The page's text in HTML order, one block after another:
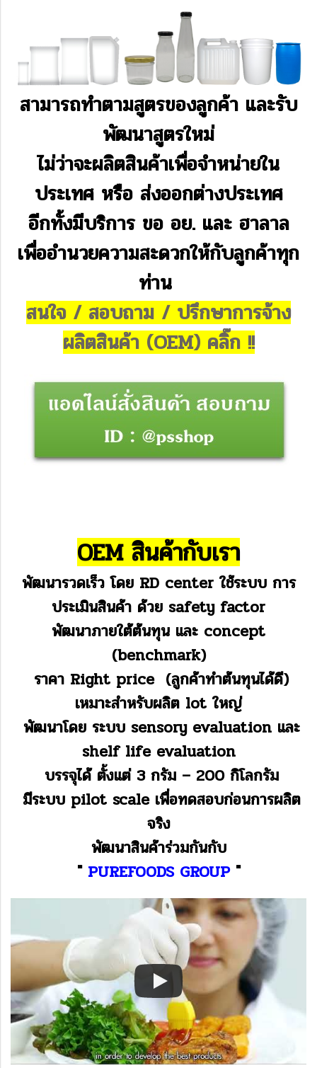
สามารถทำตามสูตรของลูกค้า และรับ
พัฒนาสูตรใหม่
ไม่ว่าจะผลิตสินค้าเพื่อจำหน่ายใน
ประเทศ หรือ ส่งออกต่างประเทศ
อีกทั้งมีบริการ ขอ อย. และ ฮาลาล
เพื่ออำนวยความสะดวกให้กับลูกค้าทุก
ท่าน
สนใจ / สอบถาม / ปรึกษาการจ้าง
ผลิตสินค้า (OEM) คลิ๊ก !!
OEM สินค้ากับเรา
พัฒนารวดเร็ว โดย RD center ใช้ระบบ การ
ประเมินสินค้า ด้วย safety factor
พัฒนาภายใต้ต้นทุน และ concept
(benchmark)
ราคา Right price (ลูกค้าทำต้นทุนได้ดี)
เหมาะสำหรับผลิต lot ใหญ่
พัฒนาโดย ระบบ sensory evaluation และ
shelf life evaluation
บรรจุได้ ตั้งแต่ 3 กรัม – 200 กิโลกรัม
มีระบบ pilot scale เพื่อทดสอบก่อนการผลิต
จริง
พัฒนาสินค้าร่วมกันกับ
" PUREFOODS GROUP"